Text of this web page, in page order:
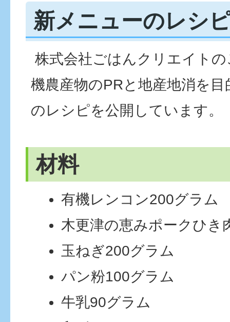
新メニューのレシ
株式会社ごはんクリエイト
機農産物のPRと地産地消を
のレシピを公開しています。
材料
有機レンコン200グラム
木更津の恵みポークひき
玉ねぎ200グラム
パン粉100グラム
牛乳90グラム